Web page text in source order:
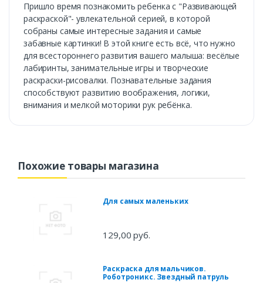
Пришло время познакомить ребенка с "Развивающей
раскраской"- увлекательной серией, в которой
собраны самые интересные задания и самые
забавные картинки! В этой книге есть всё, что нужно
для всестороннего развития вашего малыша: весёлые
лабиринты, занимательные игры и творческие
раскраски-рисовалки. Познавательные задания
способствуют развитию воображения, логики,
внимания и мелкой моторики рук ребёнка.
Похожие товары магазина
Для самых маленьких
129,00 руб.
Раскраска для мальчиков.
Роботроникс. Звездный патруль